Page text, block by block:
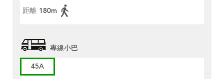
距離 180m
專線小巴
45A